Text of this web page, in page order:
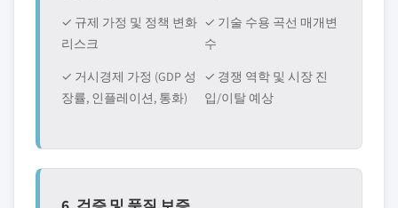
✓ 규제 가정 및 정책 변화
리스크
✓ 기술 수용 곡선 매개변
수
✓ 거시경제 가정 (GDP 성
장률, 인플레이션, 통화)
✓ 경쟁 역학 및 시장 진
입/이탈 예상